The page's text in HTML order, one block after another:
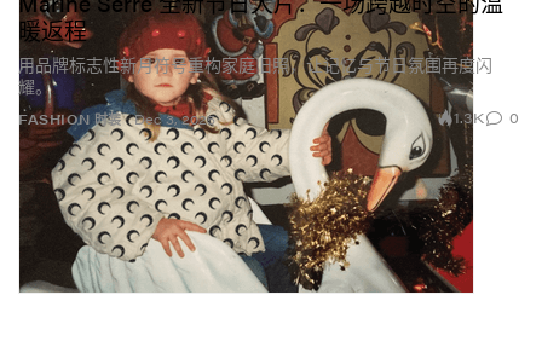
FASHION 时装
暖返程
用品牌标志性新月符号重构家庭旧照，让记忆与节日氛围再度闪
耀。
Dec 3, 2025 1.3K 0